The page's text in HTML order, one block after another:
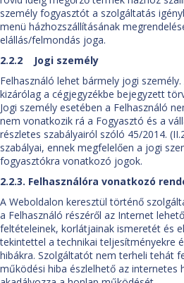
személy fogyasztót a szolgáltatás
menü házhozszállításának
elállás/felmondás joga.
2.2.2 Jogi személy
Felhasználó lehet bármely jogi
kizárólag a cégjegyzékbe bejegyzett
Jogi személy esetében a Felhasználó
nem vonatkozik rá a Fogyasztó és a
részletes szabályairól szóló 45/2014.
szabályai, ennek megfelelően a jogi
fogyasztókra vonatkozó jogok.
2.2.3. Felhasználóra vonatkozó
A Weboldalon keresztül történő
a Felhasználó részéről az Internet
feltételeinek, korlátjainak ismeretét és
tekintettel a technikai teljesítményekre
hibákra. Szolgáltatót nem terheli tehát
működési hiba észlelhető az internetes